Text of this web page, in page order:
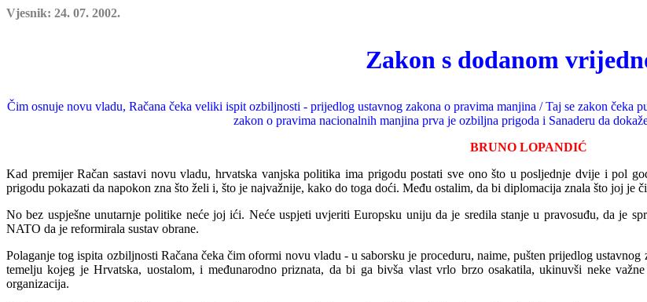
Vjesnik: 24. 07. 2002.
Zakon s dodanom
Čim osnuje novu vladu, Račana čeka veliki ispit ozbiljnosti - prijedlog ustavnog zakona o pravima manjina / Taj se zakon čeka
zakon o pravima nacionalnih manjina prva je ozbiljna prigoda i Sanaderu da
BRUNO LOPANDIĆ
Kad premijer Račan sastavi novu vladu, hrvatska vanjska politika ima prigodu postati sve ono što u posljednje dvije i pol
prigodu pokazati da napokon zna što želi i, što je najvažnije, kako do toga doći. Među ostalim, da bi diplomacija znala što joj je
No bez uspješne unutarnje politike neće joj ići. Neće uspjeti uvjeriti Europsku uniju da je sredila stanje u pravosuđu, da je
NATO da je reformirala sustav obrane.
Polaganje tog ispita ozbiljnosti Račana čeka čim oformi novu vladu - u saborsku je proceduru, naime, pušten prijedlog
temelju kojeg je Hrvatska, uostalom, i međunarodno priznata, da bi ga bivša vlast vrlo brzo osakatila, ukinuvši neke
organizacija.